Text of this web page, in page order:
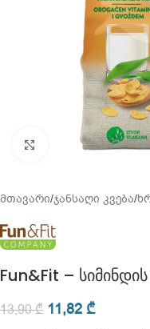
გადიდება
მთავარი/ჯანსაღი კვება/
Fun&Fit –
13,90₾ 11,82 ₾